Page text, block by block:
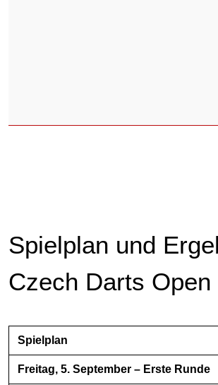
Spielplan und
Czech Darts Open
Spielplan
Freitag, 5. September – Erste Runde